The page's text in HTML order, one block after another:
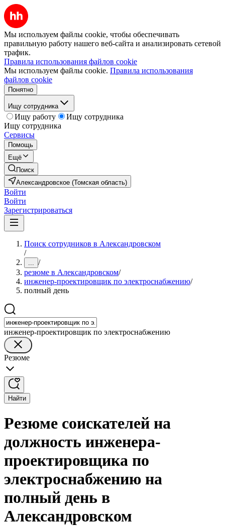
Мы используем файлы cookie, чтобы обеспечивать
правильную работу нашего веб-сайта и анализировать сетевой
трафик.
Правила использования файлов cookie
Мы используем файлы cookie. Правила использования
файлов cookie
Понятно
Ищу сотрудника
Ищу работу
Ищу сотрудника
Ищу сотрудника
Сервисы
Помощь
Ещё
Поиск
Александровское (Томская область)
Войти
Войти
Зарегистрироваться
Поиск сотрудников в Александровском
/
... /
резюме в Александровском/
инженер-проектировщик по электроснабжению/
полный день
инженер-проектировщик по электроснабжению
Резюме
Найти
Резюме соискателей на
должность инженера-
проектировщика по
электроснабжению на
полный день в
Александровском